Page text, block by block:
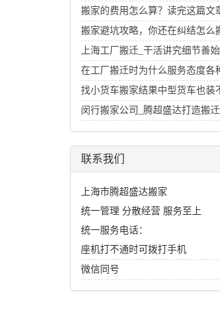
联系我们
上海市腾超盛达搬家
统一管理 分散经营 服务至上
统一服务电话：
座机打不通时可拨打手机
微信同号